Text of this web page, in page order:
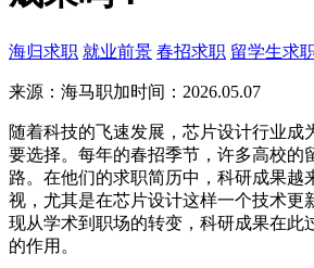
海归求职 就业前景 春招求职 留学生求
来源：海马职加时间：2026.05.07
随着科技的飞速发展，芯片设计行业成
要选择。每年的春招季节，许多高校的
路。在他们的求职简历中，科研成果越
视，尤其是在芯片设计这样一个技术更
现从学术到职场的转变，科研成果在此
的作用。